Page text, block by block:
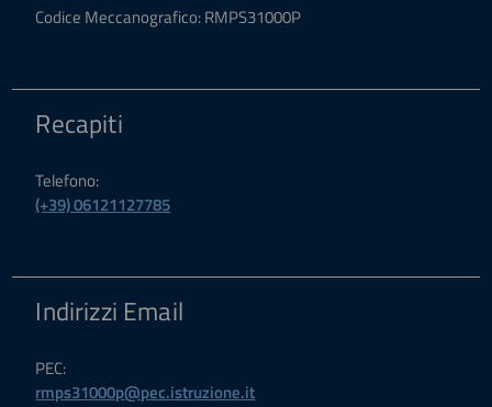
Codice Meccanografico: RMPS31000P
Recapiti
Telefono:
(+39) 06121127785
Indirizzi Email
PEC:
rmps31000p@pec.istruzione.it